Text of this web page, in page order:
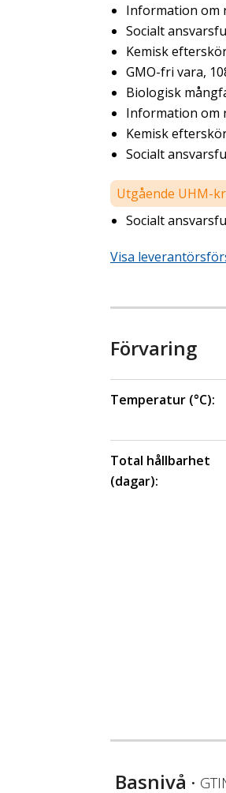
Information om
Socialt
Kemisk
GMO-fri vara,
Biologisk
Information om
Kemisk
Socialt
Utgående UHM-
Socialt
Visa
Förvaring
Temperatur (°C):
Total hållbarhet
(dagar):
Basnivå •